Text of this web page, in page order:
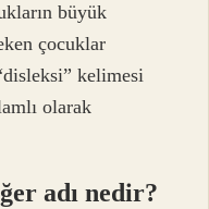
büyük
çocuklar
kelimesi
olarak
adı nedir?